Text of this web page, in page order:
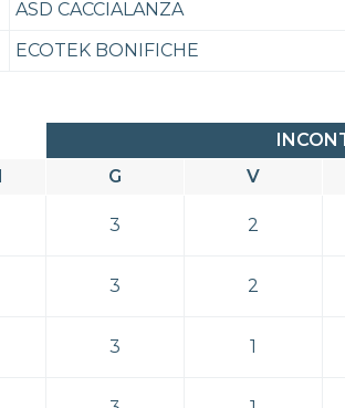
ASD CACCIALANZA
ECOTEK BONIFICHE
G V
3 2
3 2
3 1